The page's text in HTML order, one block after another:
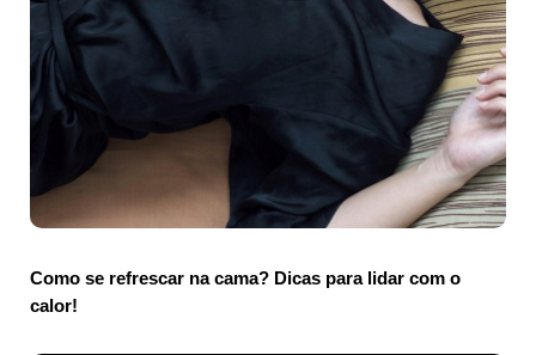
Como se refrescar na cama? Dicas para lidar com o
calor!